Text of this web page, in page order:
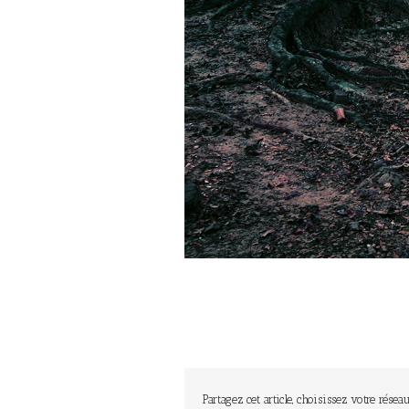
Partagez cet article, choisissez votre